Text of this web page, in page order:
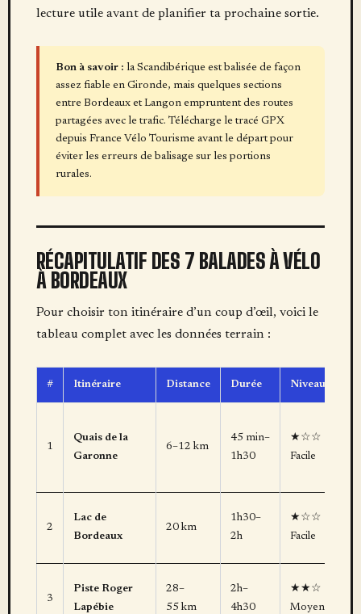
lecture utile avant de planifier ta prochaine sortie.
Bon à savoir : la Scandibérique est balisée de façon
assez fiable en Gironde, mais quelques sections
entre Bordeaux et Langon empruntent des routes
partagées avec le trafic. Télécharge le tracé GPX
depuis France Vélo Tourisme avant le départ pour
éviter les erreurs de balisage sur les portions
rurales.
RÉCAPITULATIF DES 7 BALADES À VÉLO
À BORDEAUX
Pour choisir ton itinéraire d’un coup d’œil, voici le
tableau complet avec les données terrain :
# Itinéraire Distance Durée Niveau
1
Quais de la
Garonne
6–12 km
45 min–
1h30
★☆☆
Facile
2
Lac de
Bordeaux
20 km
1h30–
2h
★☆☆
Facile
3
Piste Roger
Lapébie
28–
55 km
2h–
4h30
★★☆
Moyen